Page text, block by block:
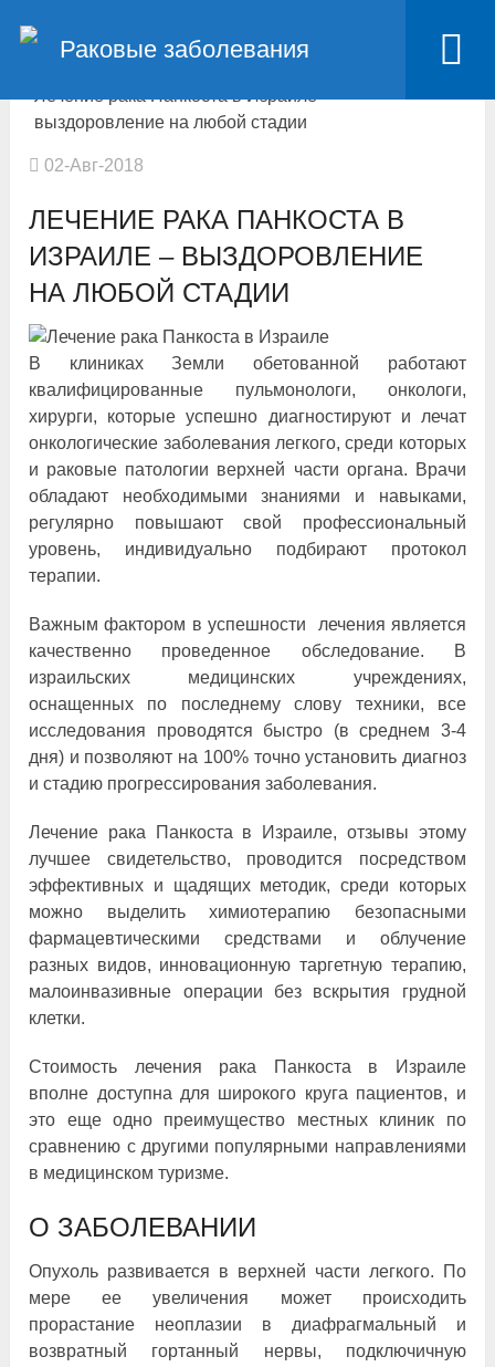
Раковые заболевания
Главная
Лечение рака за границей
Лечение рака Панкоста в Израиле –
выздоровление на любой стадии
02-Авг-2018
ЛЕЧЕНИЕ РАКА ПАНКОСТА В
ИЗРАИЛЕ – ВЫЗДОРОВЛЕНИЕ
НА ЛЮБОЙ СТАДИИ
В клиниках Земли обетованной работают
квалифицированные пульмонологи, онкологи,
хирурги, которые успешно диагностируют и лечат
онкологические заболевания легкого, среди которых
и раковые патологии верхней части органа. Врачи
обладают необходимыми знаниями и навыками,
регулярно повышают свой профессиональный
уровень, индивидуально подбирают протокол
терапии.
Важным фактором в успешности лечения является
качественно проведенное обследование. В
израильских медицинских учреждениях,
оснащенных по последнему слову техники, все
исследования проводятся быстро (в среднем 3-4
дня) и позволяют на 100% точно установить диагноз
и стадию прогрессирования заболевания.
Лечение рака Панкоста в Израиле, отзывы этому
лучшее свидетельство, проводится посредством
эффективных и щадящих методик, среди которых
можно выделить химиотерапию безопасными
фармацевтическими средствами и облучение
разных видов, инновационную таргетную терапию,
малоинвазивные операции без вскрытия грудной
клетки.
Стоимость лечения рака Панкоста в Израиле
вполне доступна для широкого круга пациентов, и
это еще одно преимущество местных клиник по
сравнению с другими популярными направлениями
в медицинском туризме.
О ЗАБОЛЕВАНИИ
Опухоль развивается в верхней части легкого. По
мере ее увеличения может происходить
прорастание неоплазии в диафрагмальный и
возвратный гортанный нервы, подключичную